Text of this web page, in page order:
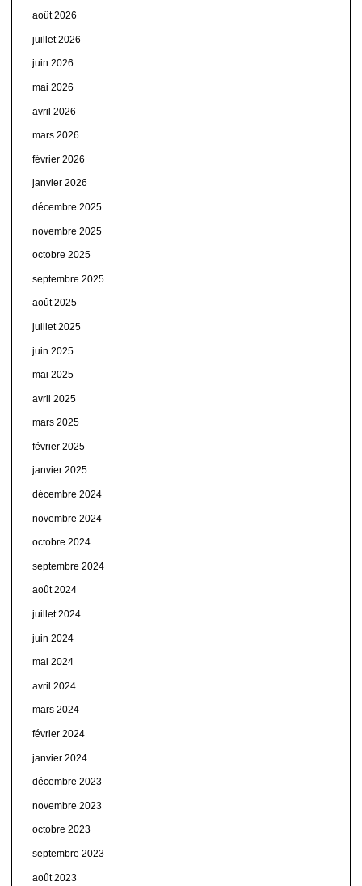
août 2026
juillet 2026
juin 2026
mai 2026
avril 2026
mars 2026
février 2026
janvier 2026
décembre 2025
novembre 2025
octobre 2025
septembre 2025
août 2025
juillet 2025
juin 2025
mai 2025
avril 2025
mars 2025
février 2025
janvier 2025
décembre 2024
novembre 2024
octobre 2024
septembre 2024
août 2024
juillet 2024
juin 2024
mai 2024
avril 2024
mars 2024
février 2024
janvier 2024
décembre 2023
novembre 2023
octobre 2023
septembre 2023
août 2023